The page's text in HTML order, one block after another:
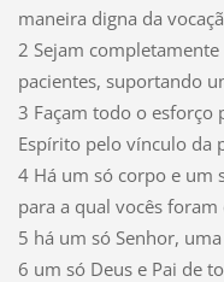
maneira digna da
2 Sejam
pacientes, suportando
3 Façam todo o esforço
Espírito pelo vínculo da
4 Há um só corpo e um
para a qual vocês
5 há um só Senhor,
6 um só Deus e Pai de